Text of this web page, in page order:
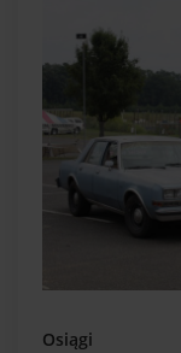
Osiągi